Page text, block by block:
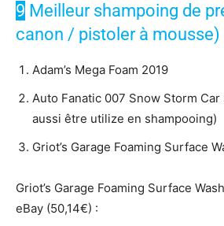
9 Meilleur shampoing de
canon / pistoler à mousse)
Adam’s Mega Foam 2019
Auto Fanatic 007 Snow Storm
aussi être utilize en shampooing)
Griot’s Garage Foaming Surface
Griot’s Garage Foaming Surface
eBay (50,14€) :